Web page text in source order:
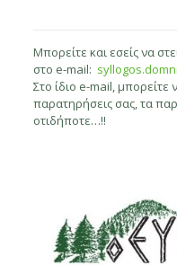
Μπορείτε και εσείς να
στο e-mail:
Στο ίδιο e-mail,
παρατηρήσεις σας, τα
οτιδήποτε…!!